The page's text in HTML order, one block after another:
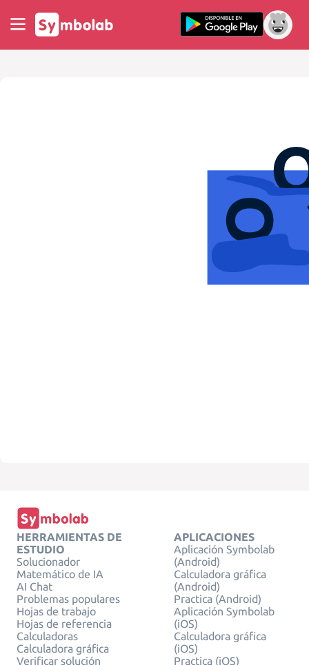
HERRAMIENTAS DE
ESTUDIO
Solucionador
Matemático de IA
AI Chat
Problemas populares
Hojas de trabajo
Hojas de referencia
Calculadoras
Calculadora gráfica
Verificar solución
APLICACIONES
Aplicación Symbolab
(Android)
Calculadora gráfica
(Android)
Practica (Android)
Aplicación Symbolab
(iOS)
Calculadora gráfica
(iOS)
Practica (iOS)